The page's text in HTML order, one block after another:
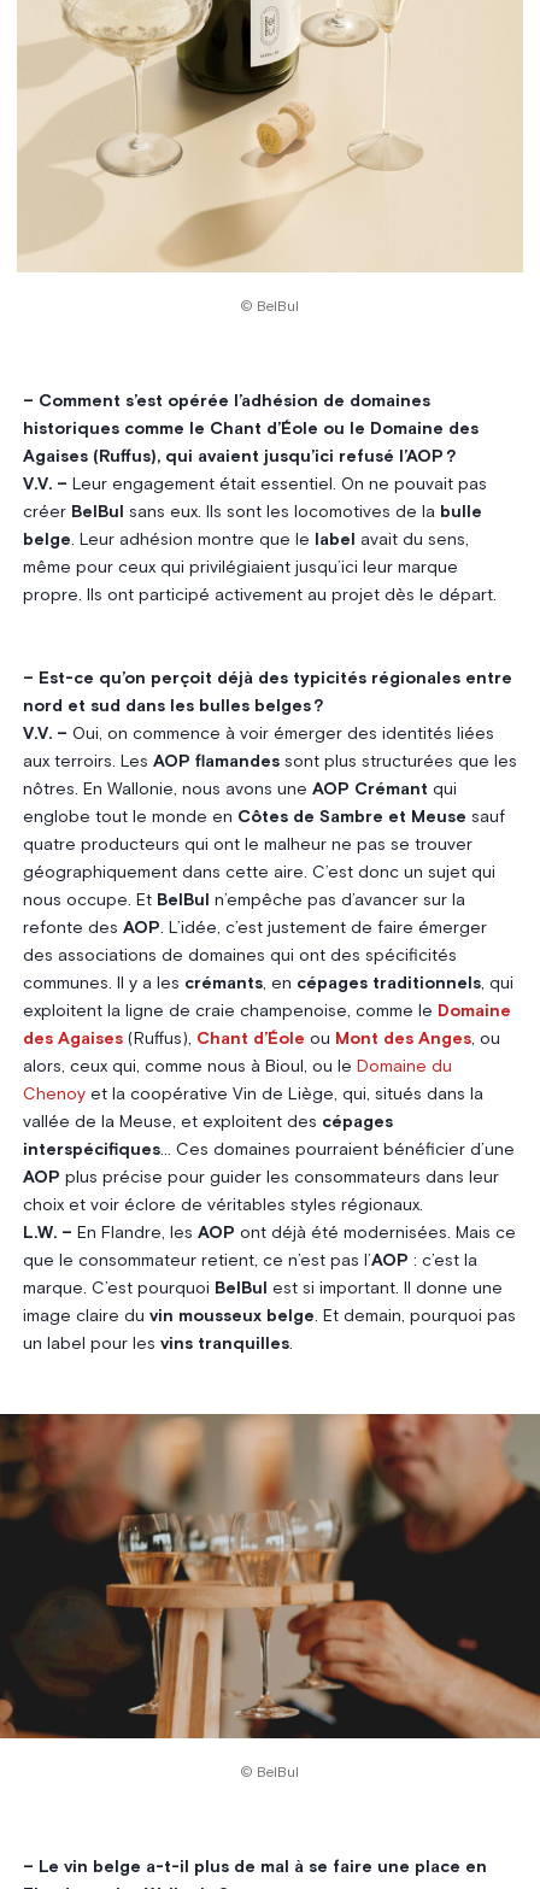
© BelBul
– Comment s’est opérée l’adhésion de domaines
historiques comme le Chant d’Éole ou le Domaine des
Agaises (Ruffus), qui avaient jusqu’ici refusé l’AOP ?
V.V. – Leur engagement était essentiel. On ne pouvait pas
créer BelBul sans eux. Ils sont les locomotives de labulle
belge. Leur adhésion montre que le label
avait du sens,
même pour ceux qui privilégiaient jusqu’ici leur marque
propre. Ils ont participé activement au projet dès le départ.
– Est-ce qu’on perçoit déjà des typicités régionales entre
nord et sud dans les bulles belges ?
V.V. – Oui, on commence à voir émerger des identités liées
aux terroirs. Les AOP flamandessont plus structurées que les
nôtres. En Wallonie, nous avons une AOP Crémant qui
englobe tout le monde en Côtes de Sambre et Meuse sauf
quatre producteurs qui ont le malheur ne pas se trouver
géographiquement dans cette aire. C’est donc un sujet qui
nous occupe. EtBelBul
n’empêche pas d’avancer sur la
refonte des AOP. L’idée, c’est justement de faire émerger
des associations de domaines qui ont des spécificités
communes. Il y a les crémants, en cépages traditionnels, qui
exploitent la ligne de craie champenoise, comme le Domaine
des Agaises (Ruffus), Chant d’Éole ou Mont des Anges, ou
alors, ceux qui, comme nous à Bioul, ou le Domaine du
Chenoyet la coopérative Vin de Liège, qui, situés dans la
vallée de la Meuse, et exploitent des cépages
interspécifiques… Ces domaines pourraient bénéficier d’une
AOP plus précise pour guider les consommateurs dans leur
choix et voir éclore de véritables styles régionaux.
L.W. – En Flandre, les AOP ont déjà été modernisées. Mais ce
que le consommateur retient, ce n’est pas l’AOP : c’est la
marque. C’est pourquoi BelBul
est si important. Il donne une
image claire du vin mousseux belge. Et demain, pourquoi pas
un label pour les vins tranquilles.
© BelBul
– Le vin belge a-t-il plus de mal à se faire une place en